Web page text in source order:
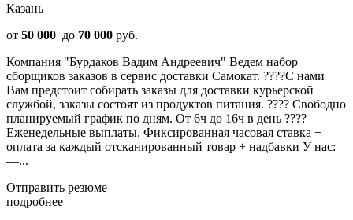
Казань
от 50 000 до 70 000 руб.
Компания "Бурдаков Вадим Андреевич" Beдем набop
сборщиков заказов в ceрвиc дocтaвки Caмoкaт. ????С нами
Вам предстоит собирать заказы для доставки курьерской
службой, заказы состоят из продуктов питания. ???? Свободно
планируемый график по дням. От 6ч до 16ч в день ????
Еженедельные выплаты. Фиксированная часовая ставка +
оплата за каждый отсканированный товар + надбавки У нас:
—...
Отправить резюме
подробнее